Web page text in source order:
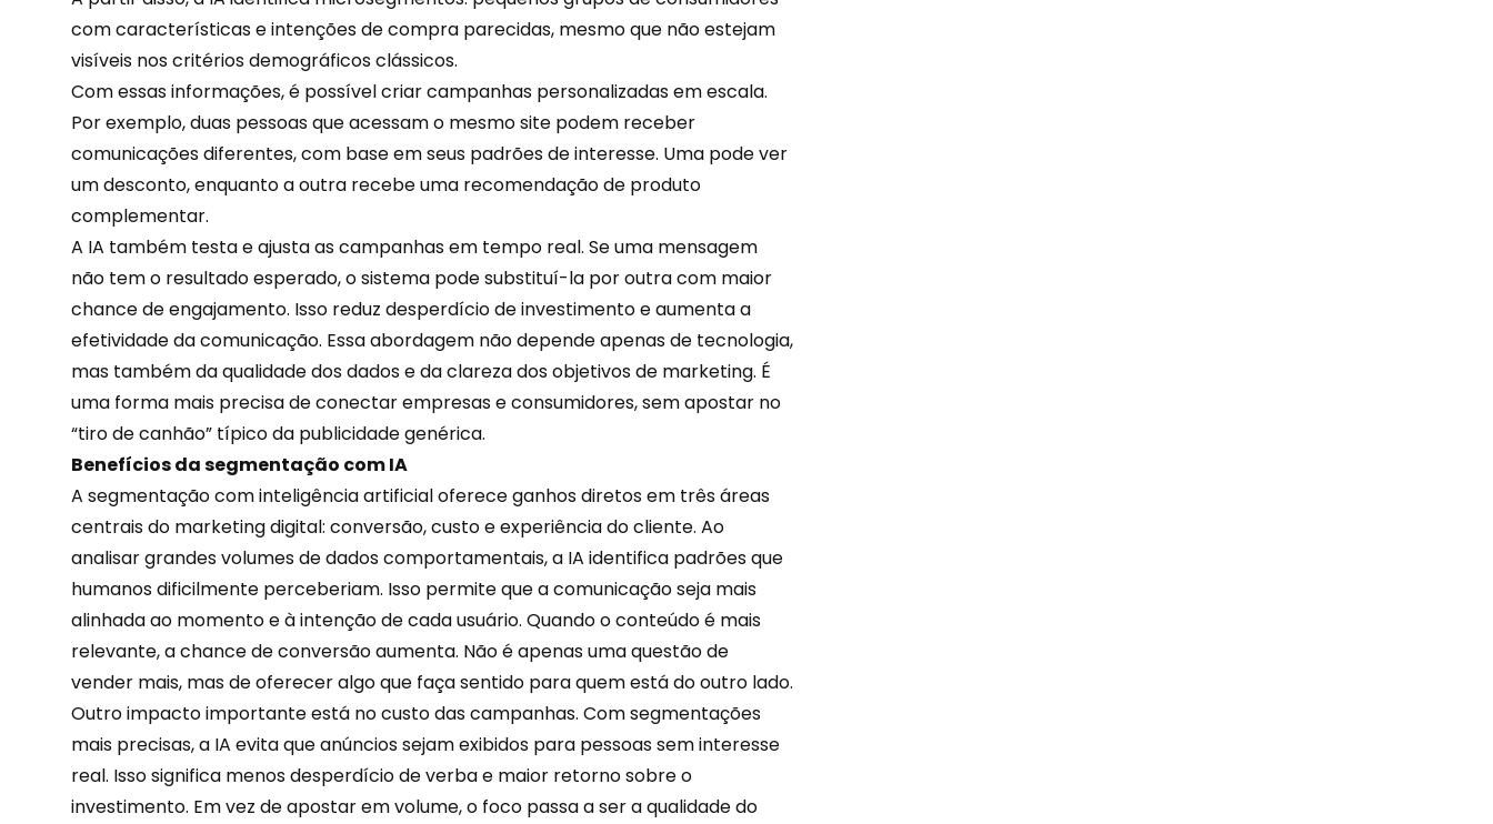
com características e intenções de compra parecidas, mesmo que não estejam
visíveis nos critérios demográficos clássicos.
Com essas informações, é possível criar campanhas personalizadas em escala.
Por exemplo, duas pessoas que acessam o mesmo site podem receber
comunicações diferentes, com base em seus padrões de interesse. Uma pode ver
umdesconto, enquanto a outra recebe uma recomendação de produto
complementar.
A IA também testa e ajusta as campanhas em tempo real. Se uma mensagem
não tem o resultado esperado, o sistema pode substituí-la por outra com maior
chance de engajamento. Isso reduz desperdício de investimento e aumenta a
efetividade da comunicação. Essa abordagem não depende apenas de tecnologia,
mas também da qualidade dos dados e da clareza dos objetivos de marketing. É
uma forma mais precisa de conectar empresas e consumidores, sem apostar no
“tiro de canhão” típico da publicidade genérica.
Benefícios da segmentação com IA
A segmentação com inteligência artificial oferece ganhos diretos em três áreas
centrais do marketing digital: conversão, custo e experiência do cliente. Ao
analisar grandes volumes de dados comportamentais, a IA identifica padrões que
humanos dificilmente perceberiam. Isso permite que a comunicação seja mais
alinhada ao momento e à intenção de cada usuário. Quando o conteúdo é mais
relevante, a chance deconversãoaumenta. Não é apenas uma questão de
vender mais, mas de oferecer algo que faça sentido para quem está do outro lado.
Outro impacto importante está no custo das campanhas. Com segmentações
mais precisas, a IA evita que anúncios sejam exibidos para pessoas sem interesse
real. Isso significa menos desperdício de verba e maior retorno sobre o
investimento. Em vez de apostar em volume, o foco passa a ser a qualidade do